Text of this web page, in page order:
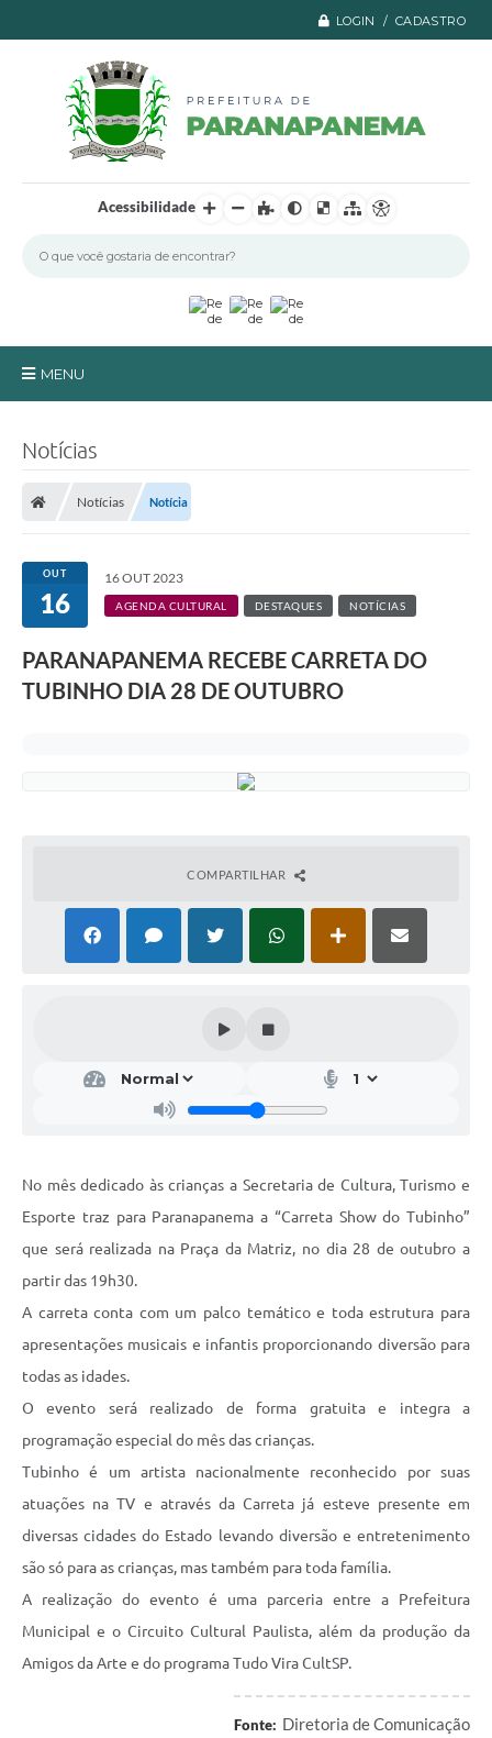
LOGIN / CADASTRO
Acessibilidade
MENU
Transparência
Ouvidoria / SIC
Fale Conosco
Leis Municipais
Transparência
Diário Oficial
Notícias
Notícias Notícia
OUT
16
16 OUT 2023
AGENDA CULTURAL DESTAQUES NOTÍCIAS
PARANAPANEMA RECEBE CARRETA DO
TUBINHO DIA 28 DE OUTUBRO
COMPARTILHAR
No mês dedicado às crianças a Secretaria de Cultura, Turismo e
Esporte traz para Paranapanema a “Carreta Show do Tubinho”
que será realizada na Praça da Matriz, no dia 28 de outubro a
partir das 19h30.
A carreta conta com um palco temático e toda estrutura para
apresentações musicais e infantis proporcionando diversão para
todas as idades.
O evento será realizado de forma gratuita e integra a
programação especial do mês das crianças.
Tubinho é um artista nacionalmente reconhecido por suas
atuações na TV e através da Carreta já esteve presente em
diversas cidades do Estado levando diversão e entretenimento
são só para as crianças, mas também para toda família.
A realização do evento é uma parceria entre a Prefeitura
Municipal e o Circuito Cultural Paulista, além da produção da
Amigos da Arte e do programa Tudo Vira CultSP.
Fonte: Diretoria de Comunicação